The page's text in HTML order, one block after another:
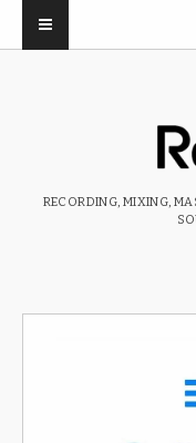
RECORDING, MIXING,